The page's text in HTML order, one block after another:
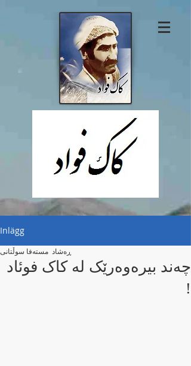
Inlägg
چەند بیره‌وه‌رێک له‌ کاک فوئاد
!
ڕه‌شاد مسته‌فا سوڵتانی